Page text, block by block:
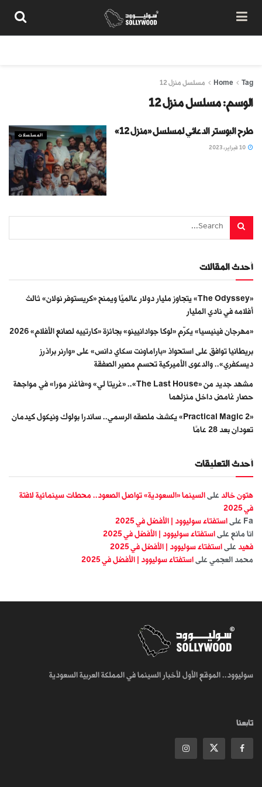
Home Tag مسلسل منزل 12
الوسم:مسلسل منزل 12
المسلسلات طرح البوستر الدعائي لمسلسل «منزل 12»
أحدث المقالات
«The Odyssey» يتجاوز مليار دولار عالميًا ويمنح «كريستوفر نولان» ثالث
أفلامه في نادي المليار
«مهرجان فينيسيا» يكرّم «لوكا جوادانيينو» بجائزة «كارتييه لصانع الأفلام» 2026
بريطانيا توافق على استحواذ «باراماونت سكاي دانس» على «وارنر براذرز
ديسكفري».. والدعوى الأميركية تحسم مصير الصفقة
مشهد جديد من «The Last House».. «غريتا لي» و«فاغنر مورا» في مواجهة
حصار غامض داخل منزلهما
«Practical Magic 2» يكشف ملصقه الرسمي.. ساندرا بولوك ونيكول كيدمان
تعودان بعد 28 عامًا
أحدث التعليقات
هتون خالد على السينما «السعودية» تواصل الصعود.. محطات سينمائية لافتة
في 2025
Fa على استفتاء سوليوود | الأفضل في 2025
انا مانع على استفتاء سوليوود | الأفضل في 2025
فهيد على استفتاء سوليوود | الأفضل في 2025
محمد العجمي على استفتاء سوليوود | الأفضل في 2025
سوليوود.. الموقع الأول لأخبار السينما في المملكة العربية السعودية
تابعنا